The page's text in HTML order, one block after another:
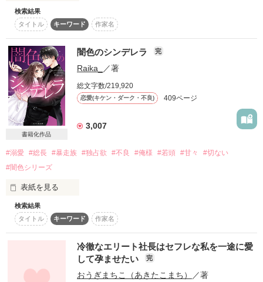
絡みつく愛情…――
どうすれば私は正しく生きられますか？
・
・
・
「手っ取り早ぇ方法、教えてやろうか」
ここは疼痛愛の交差点。
秩序なきこの場所で敢えて答えを求めるとするならば。
シトウを統べる者を、心得よ。
ある事件のせいで―――
「陸――…」
「ん。どうした？」
「あたし――…転校する」
「………は？」
高３になっても、２人には…
次々と事件が起こる？
‡最強天然非凡少女‡
神崎杏樹
×
滝本陸
今度の２人の恋を
邪魔(?)するものは――
「杏樹……俺と付き合え」
地味子シリーズ
野いちごサイト上での
＊ラスト作品＊
完結しました！
11/25・12/25文庫発売！
あたし、神崎杏樹。
大学１年生。
妖怪退治屋の陰陽師であり
＋
経済界で確かな地位を持つ
大学生になりました！
しかし、ひとつ問題が。
「陸様！」
「陸くぅ〜ん」
異常にモテ過ぎること!!
検索結果
タイトル
キーワード 作家名
書籍化作品
闇色のシンデレラ 完
Raika_ ／著
総文字数/219,920
恋愛(キケン・ダーク・不良) 409ページ
3,007
#溺愛 #総長 #暴走族 #独占欲 #不良 #俺様 #若頭 #甘々
#切ない
#闇色シリーズ
表紙を見る
おとぎ話のシンデレラは王子様と結ばれ
幸せになりました。
検索結果
タイトル
キーワード 作家名
冷徹なエリート社長はセフレな私を一途に愛
して孕ませたい
完
おうぎまちこ（あきたこまち） ／著